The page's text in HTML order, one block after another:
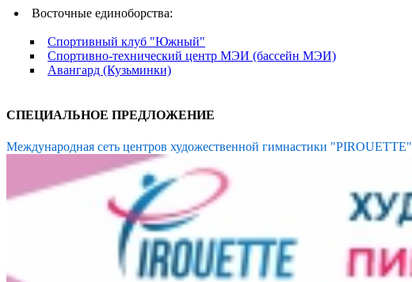
Восточные единоборства:
Спортивный клуб "Южный"
Спортивно-технический центр МЭИ (бассейн МЭИ)
Авангард (Кузьминки)
СПЕЦИАЛЬНОЕ ПРЕДЛОЖЕНИЕ
Международная сеть центров художественной гимнастики "PIROUETTE"